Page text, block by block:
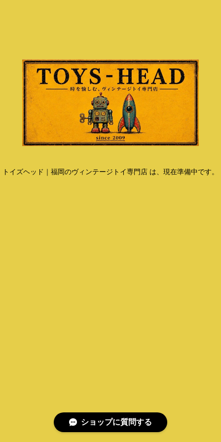
トイズヘッド｜福岡のヴィンテージトイ専門店 は、現在準備中です。
ショップに質問する